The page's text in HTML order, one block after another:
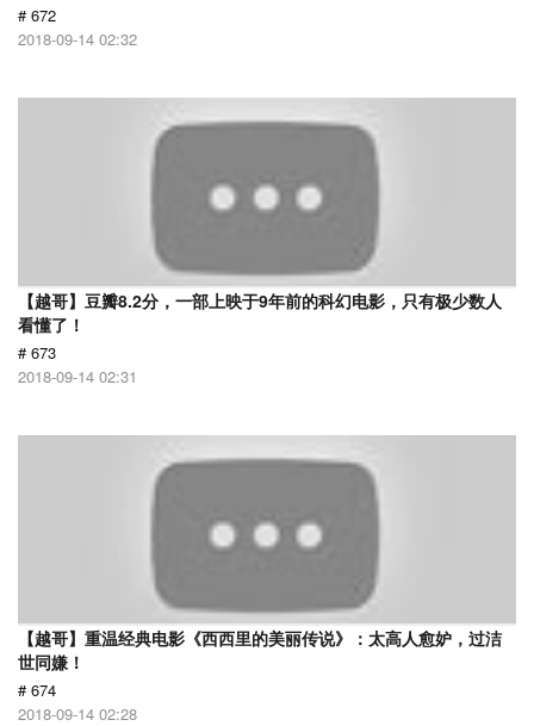
# 672
2018-09-14 02:32
【越哥】豆瓣8.2分，一部上映于9年前的科幻电影，只有极少数人
看懂了！
# 673
2018-09-14 02:31
【越哥】重温经典电影《西西里的美丽传说》：太高人愈妒，过洁
世同嫌！
# 674
2018-09-14 02:28